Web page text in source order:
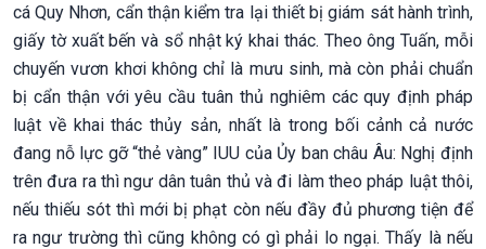
cá Quy Nhơn, cẩn thận kiểm tra lại thiết bị giám sát hành trình,
giấy tờ xuất bến và sổ nhật ký khai thác. Theo ông Tuấn, mỗi
chuyến vươn khơi không chỉ là mưu sinh, mà còn phải chuẩn
bị cẩn thận với yêu cầu tuân thủ nghiêm các quy định pháp
luật về khai thác thủy sản, nhất là trong bối cảnh cả nước
đang nỗ lực gỡ “thẻ vàng” IUU của Ủy ban châu Âu: Nghị định
trên đưa ra thì ngư dân tuân thủ và đi làm theo pháp luật thôi,
nếu thiếu sót thì mới bị phạt còn nếu đầy đủ phương tiện để
ra ngư trường thì cũng không có gì phải lo ngại. Thấy là nếu